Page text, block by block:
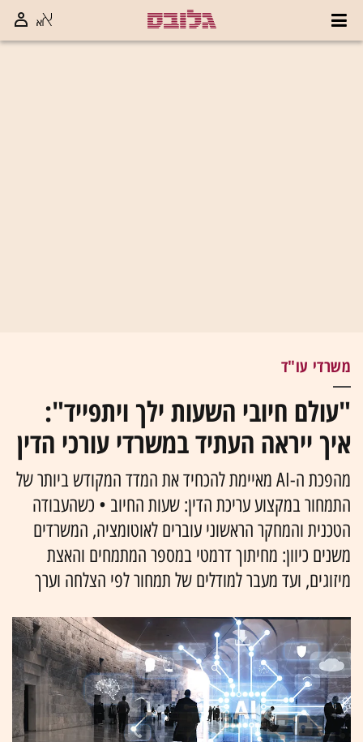
משרדי עו"ד
"עולם חיובי השעות ילך ויתפייד":
איך ייראה העתיד במשרדי עורכי הדין
מהפכת ה-AI מאיימת להכחיד את המדד המקודש ביותר של
התמחור במקצוע עריכת הדין: שעות החיוב • כשהעבודה
הטכנית והמחקר הראשוני עוברים לאוטומציה, המשרדים
משנים כיוון: מחיתוך דרמטי במספר המתמחים והאצת
מיזוגים, ועד מעבר למודלים של תמחור לפי הצלחה וערך